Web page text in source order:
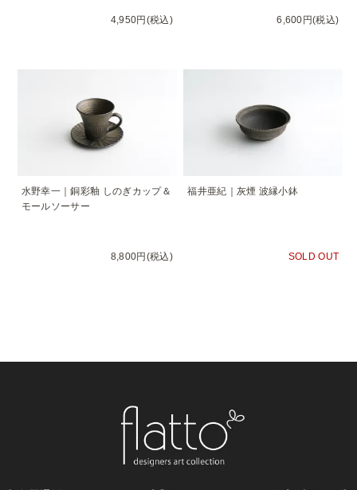
4,950円(税込) 6,600円(税込)
水野幸一｜銅彩釉 しのぎカップ＆
モールソーサー
8,800円(税込)
福井亜紀｜灰煙 波縁小鉢
SOLD OUT